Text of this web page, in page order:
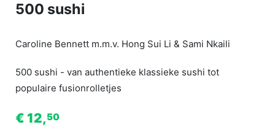
500 sushi
Caroline Bennett m.m.v. Hong Sui Li & Sami Nkaili
500 sushi - van authentieke klassieke sushi tot
populaire fusionrolletjes
€ 12,50